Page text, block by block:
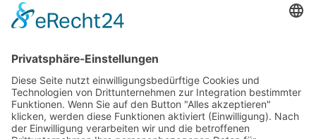
daher für Fachleute in diesen Bereichen
Ausbildungund Praxis integriert werden, um
die Qualität ihrer Arbeit zu erhöhen.
Synonyme: Kopfstand-Methode,
Umkehrmethode, Flip-Flop-Technik